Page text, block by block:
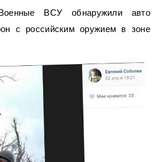
ВСУ обнаружили авто
с российским оружием в зоне